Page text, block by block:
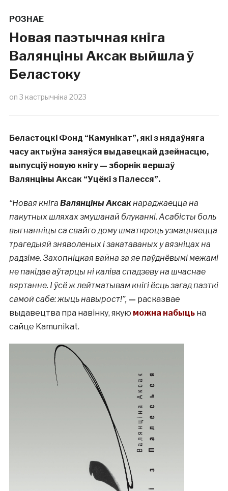
РОЗНАЕ
Новая паэтычная кніга
Валянціны Аксак выйшла ў
Беластоку
on 3 кастрычніка 2023
Беластоцкі Фонд “Камунікат”, які з нядаўняга
часу актыўна заняўся выдавецкай дзейнасцю,
выпусціў новую кнігу — зборнік вершаў
Валянціны Аксак “Уцёкі з Палесся”.
“Новая кніга Валянціны Аксакнараджаецца на
пакутных шляхах змушанай блуканкі. Асабісты боль
выгнанніцы са свайго дому шматкроць узмацняецца
трагедыяй зняволеных і закатаваных у вязніцах на
радзіме. Захопніцкая вайна за яе паўднёвымі межамі
не пакідае аўтарцы ні каліва спадзеву на шчаснае
вяртанне. І ўсё ж лейтматывам кнігі ёсць загад паэткі
самой сабе: жыць навырост!”, — расказвае
выдавецтва пра навінку, якую можна набыцьна
сайце Kamunikat.